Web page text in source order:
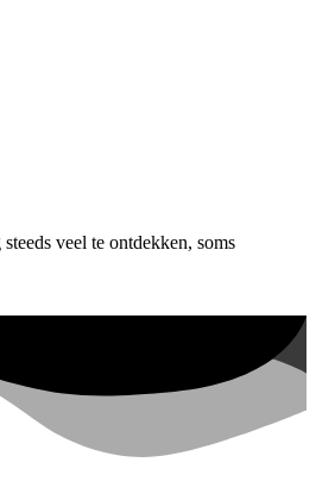
veel te ontdekken, soms